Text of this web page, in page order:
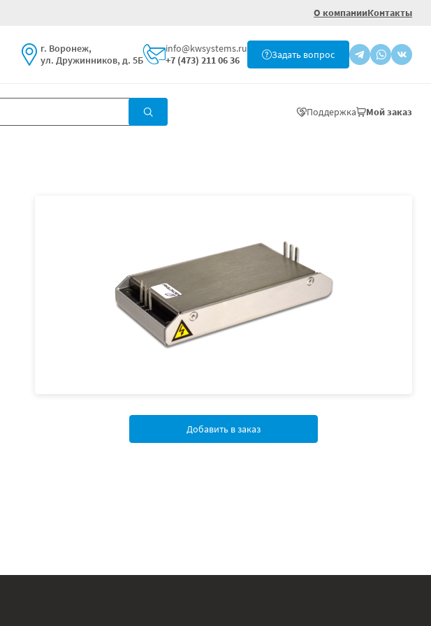
О компанииКонтакты
г. Воронеж,
ул. Дружинников, д. 5Б
info@kwsystems.ru
+7 (473) 211 06 36
Задать вопрос
Поддержка Мой заказ
Добавить в заказ